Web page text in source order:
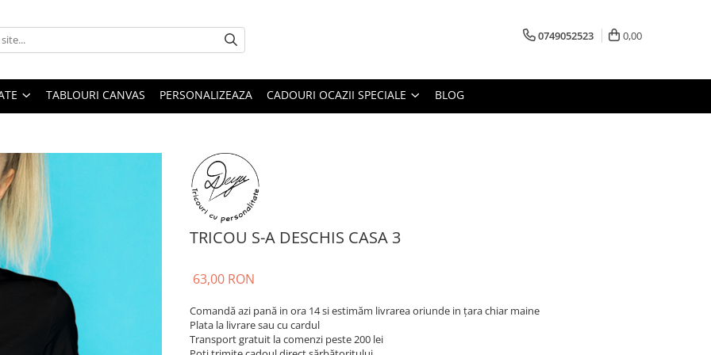
0749052523 0,00
TABLOURI CANVAS PERSONALIZEAZA CADOURI OCAZII SPECIALE BLOG
TRICOU S-A DESCHIS CASA 3
63,00 RON
Comandă azi pană in ora 14 si estimăm livrarea oriunde in țara chiar maine
Plata la livrare sau cu cardul
Transport gratuit la comenzi peste 200 lei